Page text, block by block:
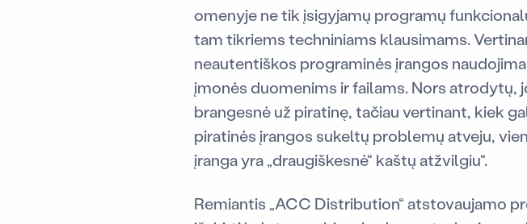
omenyje ne tik įsigyjamų programų
tam tikriems techniniams klausimams.
neautentiškos programinės įrangos
įmonės duomenims ir failams. Nors atrodytų,
brangesnė už piratinę, tačiau vertinant, kiek
piratinės įrangos sukeltų problemų atveju,
įranga yra „draugiškesnė“ kaštų atžvilgiu“.
Remiantis „ACC Distribution“ atstovaujamo